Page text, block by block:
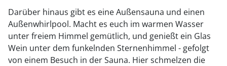
Darüber hinaus gibt es eine Außensauna und einen
Außenwhirlpool. Macht es euch im warmen Wasser
unter freiem Himmel gemütlich, und genießt ein Glas
Wein unter dem funkelnden Sternenhimmel - gefolgt
von einem Besuch in der Sauna. Hier schmelzen die